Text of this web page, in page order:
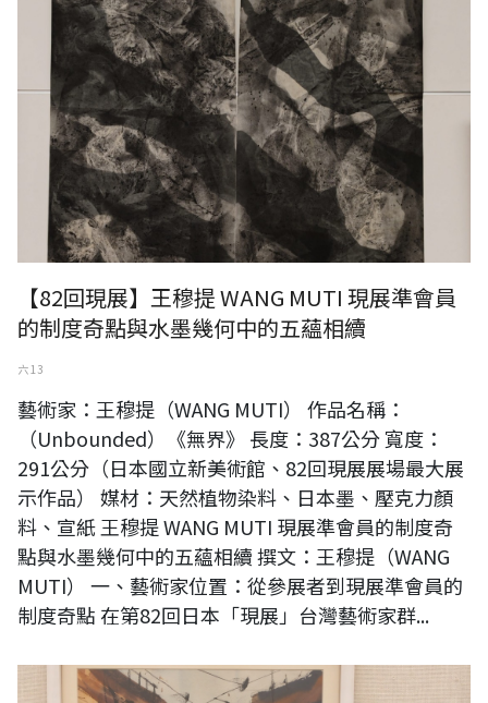
【82回現展】王穆提 WANG MUTI 現展準會員
的制度奇點與水墨幾何中的五蘊相續
六 13
藝術家：王穆提（WANG MUTI） 作品名稱：
（Unbounded）《無界》 長度：387公分 寬度：
291公分（日本國立新美術館、82回現展展場最大展
示作品） 媒材：天然植物染料、日本墨、壓克力顏
料、宣紙 王穆提 WANG MUTI 現展準會員的制度奇
點與水墨幾何中的五蘊相續 撰文：王穆提（WANG
MUTI） 一、藝術家位置：從參展者到現展準會員的
制度奇點 在第82回日本「現展」台灣藝術家群...